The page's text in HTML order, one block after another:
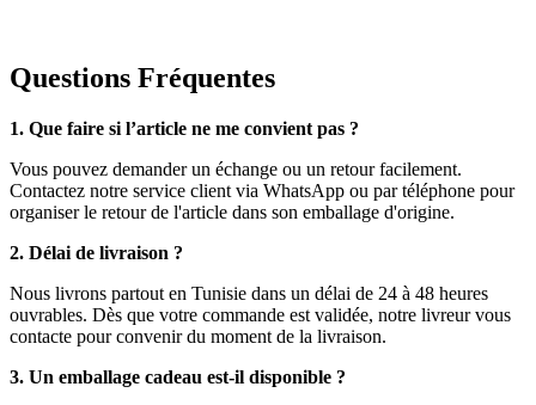
Questions Fréquentes
1. Que faire si l’article ne me convient pas ?
Vous pouvez demander un échange ou un retour facilement.
Contactez notre service client via WhatsApp ou par téléphone pour
organiser le retour de l'article dans son emballage d'origine.
2. Délai de livraison ?
Nous livrons partout en Tunisie dans un délai de 24 à 48 heures
ouvrables. Dès que votre commande est validée, notre livreur vous
contacte pour convenir du moment de la livraison.
3. Un emballage cadeau est-il disponible ?